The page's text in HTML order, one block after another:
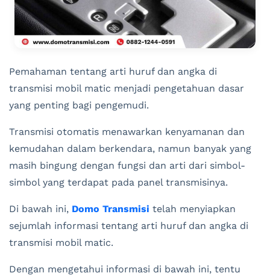
Pemahaman tentang arti huruf dan angka di
transmisi mobil matic menjadi pengetahuan dasar
yang penting bagi pengemudi.
Transmisi otomatis menawarkan kenyamanan dan
kemudahan dalam berkendara, namun banyak yang
masih bingung dengan fungsi dan arti dari simbol-
simbol yang terdapat pada panel transmisinya.
Di bawah ini, Domo Transmisi telah menyiapkan
sejumlah informasi tentang arti huruf dan angka di
transmisi mobil matic.
Dengan mengetahui informasi di bawah ini, tentu